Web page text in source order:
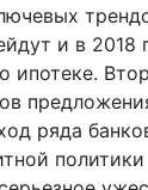
и в
ипотеке.
ряда